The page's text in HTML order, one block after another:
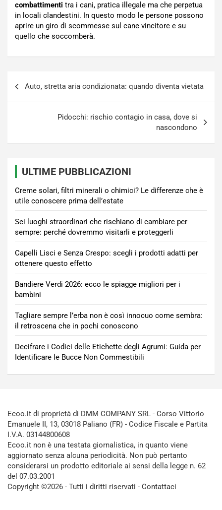
combattimenti tra i cani, pratica illegale ma che perpetua
in locali clandestini. In questo modo le persone possono
aprire un giro di scommesse sul cane vincitore e su
quello che soccomberà.
articoli
Auto, stretta aria condizionata: quando diventa vietata
Pidocchi: rischio contagio in casa, dove si
nascondono
ULTIME PUBBLICAZIONI
Creme solari, filtri minerali o chimici? Le differenze che è
utile conoscere prima dell’estate
Sei luoghi straordinari che rischiano di cambiare per
sempre: perché dovremmo visitarli e proteggerli
Capelli Lisci e Senza Crespo: scegli i prodotti adatti per
ottenere questo effetto
Bandiere Verdi 2026: ecco le spiagge migliori per i
bambini
Tagliare sempre l’erba non è così innocuo come sembra:
il retroscena che in pochi conoscono
Decifrare i Codici delle Etichette degli Agrumi: Guida per
Identificare le Bucce Non Commestibili
Ecoo.it di proprietà di DMM COMPANY SRL - Corso Vittorio
Emanuele II, 13, 03018 Paliano (FR) - Codice Fiscale e Partita
I.V.A. 03144800608
Ecoo.it non è una testata giornalistica, in quanto viene
aggiornato senza alcuna periodicità. Non può pertanto
considerarsi un prodotto editoriale ai sensi della legge n. 62
del 07.03.2001
Copyright ©2026 - Tutti i diritti riservati - Contattaci